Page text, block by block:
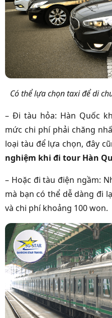
Có thể lựa chọn taxi để di
– Đi tàu hỏa: Hàn Quốc
mức chi phí phải chăng
loại tàu để lựa chọn, đây
nghiệm khi đi tour Hàn
– Hoặc đi tàu điện ngầm:
mà bạn có thể dễ dàng đi
và chi phí khoảng 100 won.